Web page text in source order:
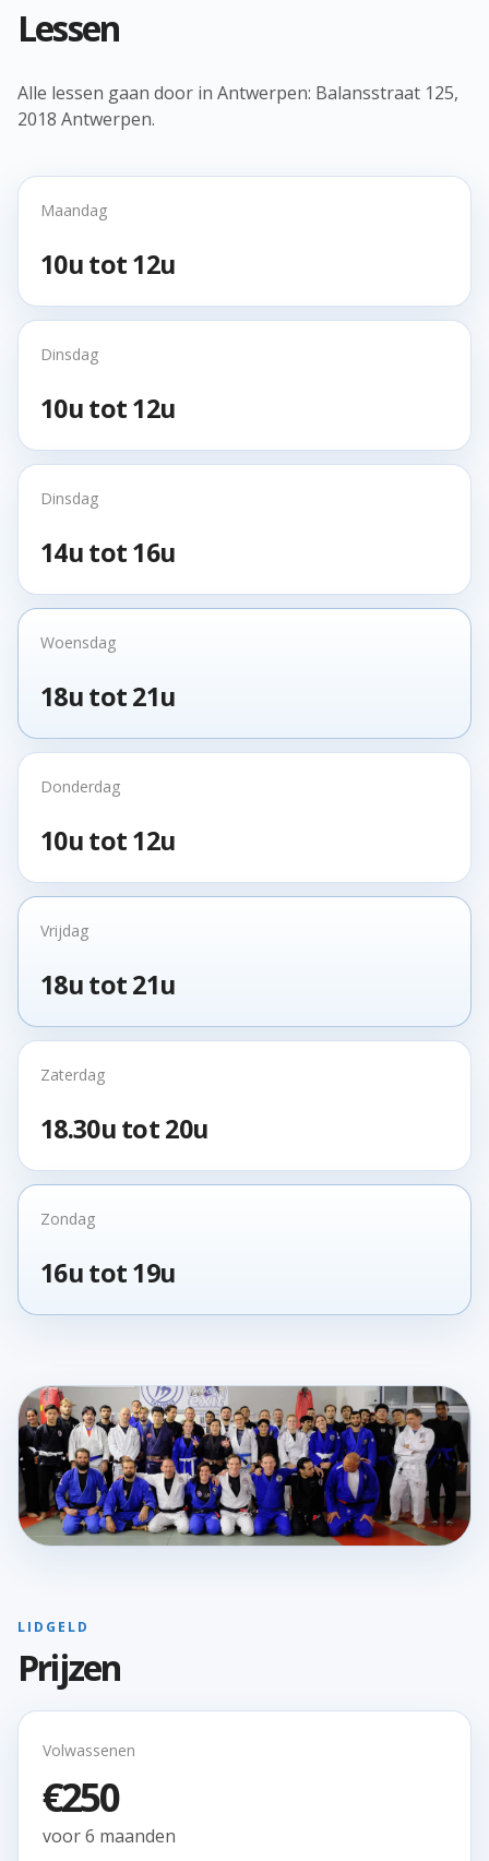
Lessen
Alle lessen gaan door in Antwerpen: Balansstraat 125,
2018 Antwerpen.
Maandag
10u tot 12u
Dinsdag
10u tot 12u
Dinsdag
14u tot 16u
Woensdag
18u tot 21u
Donderdag
10u tot 12u
Vrijdag
18u tot 21u
Zaterdag
18.30u tot 20u
Zondag
16u tot 19u
LIDGELD
Prijzen
Volwassenen
€250
voor 6 maanden